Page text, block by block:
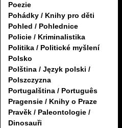
Poezie
Pohádky / Knihy pro děti
Pohled / Pohlednice
Policie / Kriminalistika
Politika / Politické myšlení
Polsko
Polština / Język polski /
Polszczyzna
Portugalština / Português
Pragensie / Knihy o Praze
Pravěk / Paleontologie /
Dinosauři